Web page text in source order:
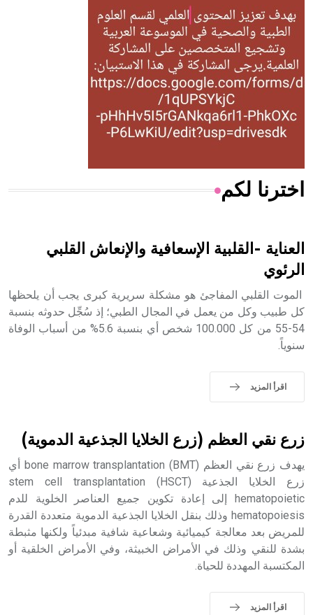
الحكم، الأدلة، تنظيم التغذية، ورسالته في جروح الرأس. ويعود
له الفضل بأنه حرر الطب من الدين والفلسفة.
- هل تعلم أن المرجان إفراز حيواني يتكون في البحر ويتركب
من مادة كربونات الكلسيوم، وهو أحمر أو شديد الحمرة وهو
أجود أنواعه، ويمتاز بكبر الحجم ويسمى الش
هل تعلم أن الأبسيد كلمة فرنسية اللفظ تم اعتمادها مصطلحاً
- هل تعلم أن أبجر Abgar اسم معروف جيداً يعود إلى عدد من
الملوك الذين حكموا مدينة إديسا (الرها) من أبجر الأول وحتى
التاسع، وهم ينتسبون إلى أسرة أوسروين
حيث تقتصر القيمة الصوتية للعلامة الك
اخترنا لكم
العناية -القلبية الإسعافية والإنعاش القلبي
الرئوي
الموت القلبي المفاجئ هو مشكلة سريرية كبرى يجب أن يلحظها
كل طبيب وكل من يعمل في المجال الطبي؛ إذ سُجِّل حدوثه بنسبة
54-55 من كل 100.000 شخص أي بنسبة 5.6% من أسباب الوفاة
سنوياً.
اقرأ المزيد
زرع نقي العظم (زرع الخلايا الجذعية الدموية)
يهدف زرع نقي العظم bone marrow transplantation (BMT) أي
زرع الخلايا الجذعية stem cell transplantation (HSCT)
hematopoietic إلى إعادة تكوين جميع العناصر الخلوية للدم
hematopoiesis وذلك بنقل الخلايا الجذعية الدموية متعددة القدرة
للمريض بعد معالجة كيميائية وشعاعية شافية مبدئياً ولكنها مثبطة
بشدة للنقي وذلك في الأمراض الخبيثة، وفي الأمراض الخلقية أو
المكتسبة المهددة للحياة.
اقرأ المزيد